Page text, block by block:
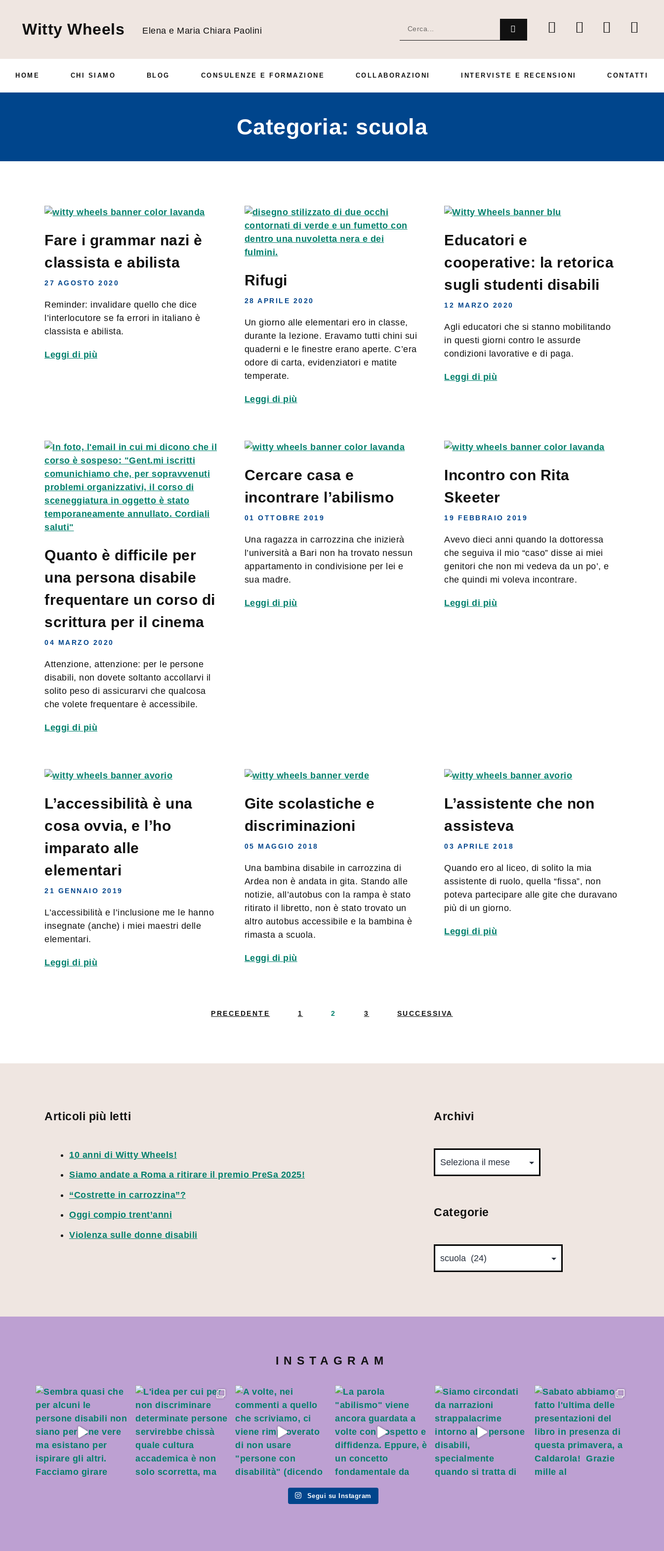
Witty Wheels Elena e Maria Chiara Paolini
HOME CHI SIAMO BLOG CONSULENZE E FORMAZIONE COLLABORAZIONI INTERVISTE E RECENSIONI CONTATTI
Categoria: scuola
Fare i grammar nazi è
classista e abilista
27 AGOSTO 2020
Reminder: invalidare quello che dice
l’interlocutore se fa errori in italiano è
classista e abilista.
Leggi di più
Rifugi
28 APRILE 2020
Un giorno alle elementari ero in classe,
durante la lezione. Eravamo tutti chini sui
quaderni e le finestre erano aperte. C’era
odore di carta, evidenziatori e matite
temperate.
Leggi di più
Educatori e
cooperative: la retorica
sugli studenti disabili
12 MARZO 2020
Agli educatori che si stanno mobilitando
in questi giorni contro le assurde
condizioni lavorative e di paga.
Leggi di più
Quanto è difficile per
una persona disabile
frequentare un corso di
scrittura per il cinema
04 MARZO 2020
Attenzione, attenzione: per le persone
disabili, non dovete soltanto accollarvi il
solito peso di assicurarvi che qualcosa
che volete frequentare è accessibile.
Leggi di più
Cercare casa e
incontrare l’abilismo
01 OTTOBRE 2019
Una ragazza in carrozzina che inizierà
l’università a Bari non ha trovato nessun
appartamento in condivisione per lei e
sua madre.
Leggi di più
Incontro con Rita
Skeeter
19 FEBBRAIO 2019
Avevo dieci anni quando la dottoressa
che seguiva il mio “caso” disse ai miei
genitori che non mi vedeva da un po’, e
che quindi mi voleva incontrare.
Leggi di più
L’accessibilità è una
cosa ovvia, e l’ho
imparato alle
elementari
21 GENNAIO 2019
L’accessibilità e l’inclusione me le hanno
insegnate (anche) i miei maestri delle
elementari.
Leggi di più
Gite scolastiche e
discriminazioni
05 MAGGIO 2018
Una bambina disabile in carrozzina di
Ardea non è andata in gita. Stando alle
notizie, all’autobus con la rampa è stato
ritirato il libretto, non è stato trovato un
altro autobus accessibile e la bambina è
rimasta a scuola.
Leggi di più
L’assistente che non
assisteva
03 APRILE 2018
Quando ero al liceo, di solito la mia
assistente di ruolo, quella “fissa”, non
poteva partecipare alle gite che duravano
più di un giorno.
Leggi di più
PRECEDENTE 1 2 3 SUCCESSIVA
Articoli più letti
10 anni di Witty Wheels!
Siamo andate a Roma a ritirare il premio PreSa 2025!
“Costrette in carrozzina”?
Oggi compio trent’anni
Violenza sulle donne disabili
Archivi
Categorie
INSTAGRAM
Segui su Instagram